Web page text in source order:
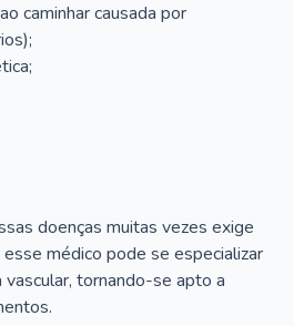
caminhar causada por
doenças muitas vezes exige
médico pode se especializar
vascular, tornando-se apto a